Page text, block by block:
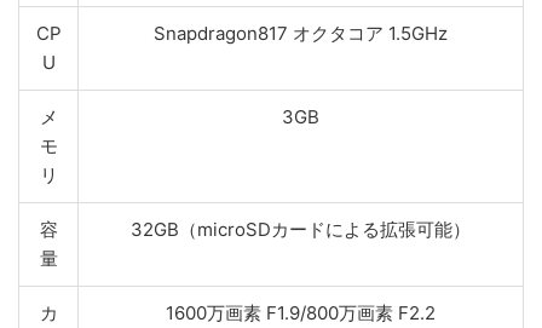
CP
U
Snapdragon817 オクタコア 1.5GHz
メ
モ
リ
3GB
容
量
32GB（microSDカードによる拡張可能）
カ
1600万画素 F1.9/800万画素 F2.2